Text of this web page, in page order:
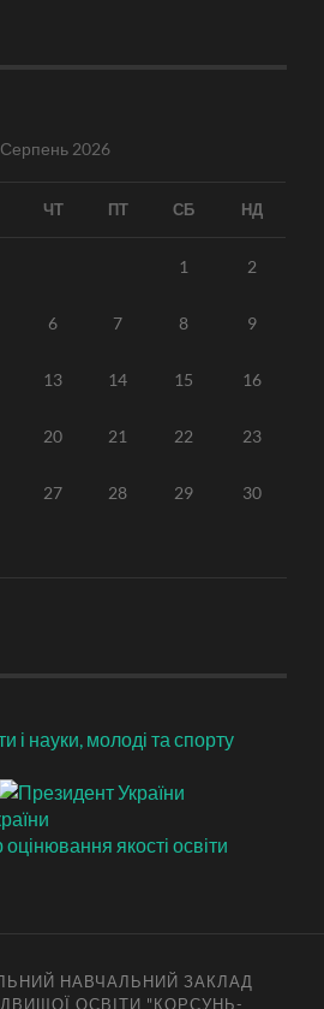
Серпень 2026
ЧТ ПТ СБ НД
1 2
6 7 8 9
13 14 15 16
20 21 22 23
27 28 29 30
НАВЧАЛЬНИЙ ЗАКЛАД
ОСВІТИ "КОРСУНЬ-